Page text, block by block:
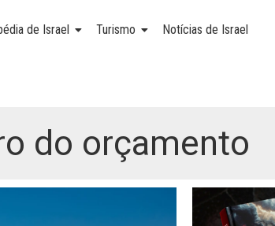
de Israel Turismo Notícias de Israel
do orçamento